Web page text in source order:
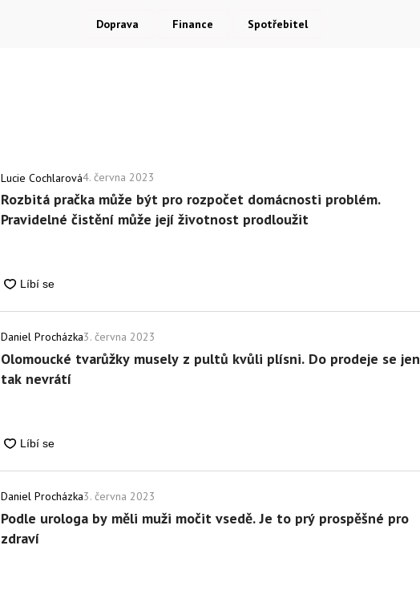
Doprava Finance Spotřebitel
Lucie Cochlarová4. června 2023
Rozbitá pračka může být pro rozpočet domácnosti problém.
Pravidelné čistění může její životnost prodloužit
Daniel Procházka3. června 2023
Olomoucké tvarůžky musely z pultů kvůli plísni. Do prodeje se jen
tak nevrátí
Daniel Procházka3. června 2023
Podle urologa by měli muži močit vsedě. Je to prý prospěšné pro
zdraví